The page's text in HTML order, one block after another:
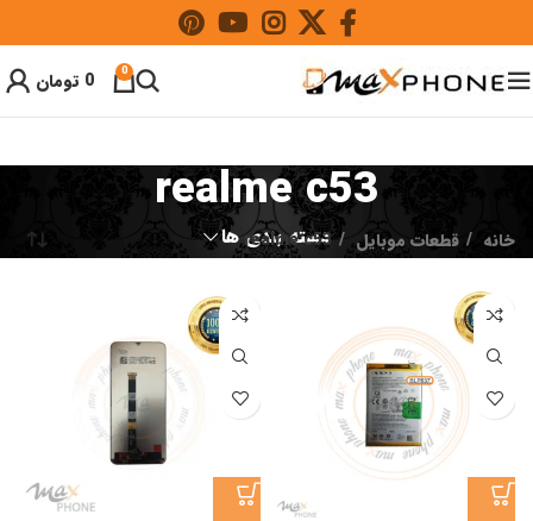
0
0 تومان
realme c53
دسته بندی ها خانه قطعات موبایل realme c53